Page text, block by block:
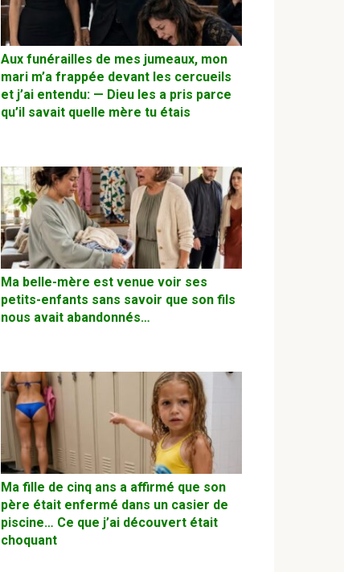
Aux funérailles de mes jumeaux, mon
mari m’a frappée devant les cercueils
et j’ai entendu: — Dieu les a pris parce
qu’il savait quelle mère tu étais
Ma belle-mère est venue voir ses
petits-enfants sans savoir que son fils
nous avait abandonnés…
Ma fille de cinq ans a affirmé que son
père était enfermé dans un casier de
piscine… Ce que j’ai découvert était
choquant